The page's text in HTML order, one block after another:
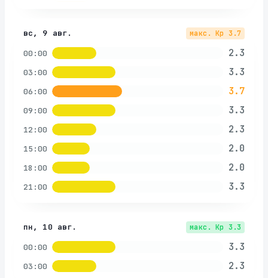
вс, 9 авг. макс. Kp 3.7
00:00 2.3
03:00 3.3
06:00 3.7
09:00 3.3
12:00 2.3
15:00 2.0
18:00 2.0
21:00 3.3
пн, 10 авг. макс. Kp 3.3
00:00 3.3
03:00 2.3